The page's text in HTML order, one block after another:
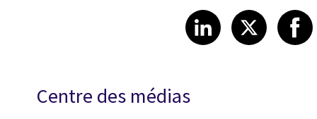
Share article
LinkedIn
Share
X
Centre des médias